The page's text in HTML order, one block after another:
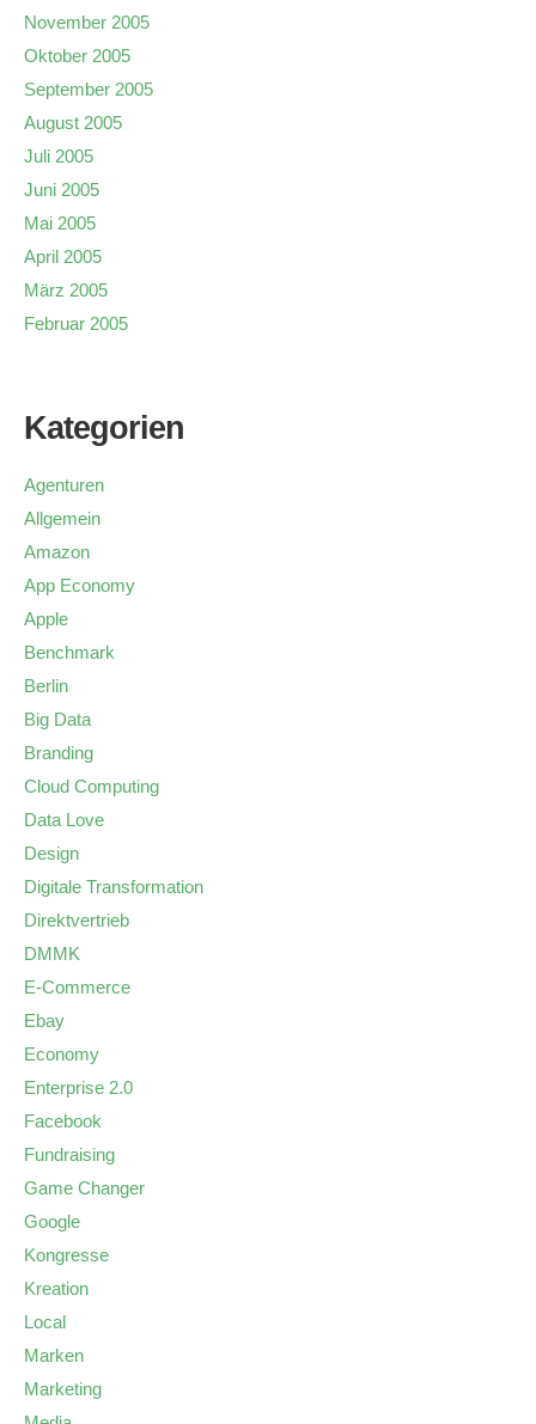
November 2005
Oktober 2005
September 2005
August 2005
Juli 2005
Juni 2005
Mai 2005
April 2005
März 2005
Februar 2005
Kategorien
Agenturen
Allgemein
Amazon
App Economy
Apple
Benchmark
Berlin
Big Data
Branding
Cloud Computing
Data Love
Design
Digitale Transformation
Direktvertrieb
DMMK
E-Commerce
Ebay
Economy
Enterprise 2.0
Facebook
Fundraising
Game Changer
Google
Kongresse
Kreation
Local
Marken
Marketing